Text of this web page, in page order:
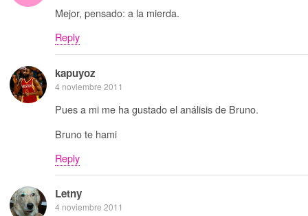
Mejor, pensado: a la mierda.
Reply
kapuyoz
4 noviembre 2011
Pues a mi me ha gustado el análisis de Bruno.
Bruno te hami
Reply
Letny
4 noviembre 2011